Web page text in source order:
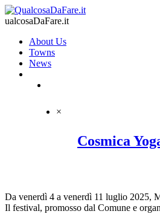
ualcosaDaFare.it
About Us
Towns
News
×
Cosmica
Da venerdì 4 a venerdì 11 luglio 2025,
Il festival, promosso dal Comune e